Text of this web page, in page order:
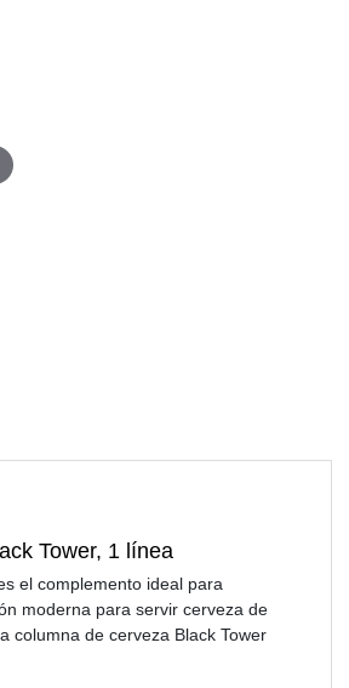
Tower, 1 línea
el complemento ideal para
moderna para servir cerveza de
columna de cerveza Black Tower